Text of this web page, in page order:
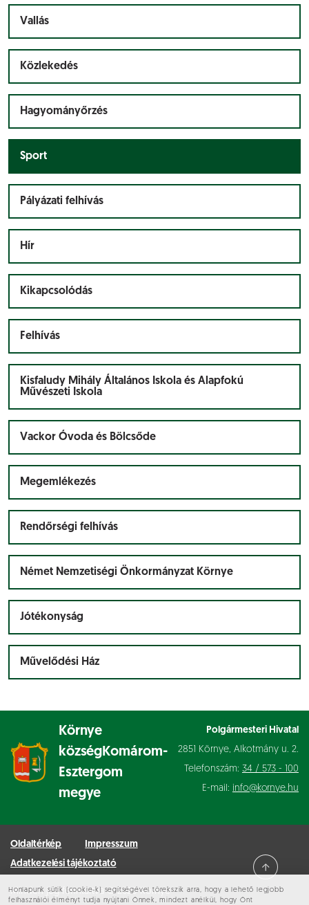
Honlapunk sütik (cookie-k) segítségével törekszik arra, hogy a lehető legjobb
felhasználói élményt tudja nyújtani Önnek, mindezt anélkül, hogy Önt
Vallás
Közlekedés
Hagyományőrzés
Sport
Pályázati felhívás
Hír
Kikapcsolódás
Felhívás
Kisfaludy Mihály Általános Iskola és Alapfokú
Művészeti Iskola
Vackor Óvoda és Bölcsőde
Megemlékezés
Rendőrségi felhívás
Német Nemzetiségi Önkormányzat Környe
Jótékonyság
Művelődési Ház
Környe
községKomárom-
Esztergom
megye
Polgármesteri Hivatal
2851 Környe, Alkotmány u. 2.
Telefonszám: 34 / 573 - 100
E-mail: info@kornye.hu
Oldaltérkép
Impresszum
Adatkezelési tájékoztató
Minden jog fenntartva © 2026 Környe